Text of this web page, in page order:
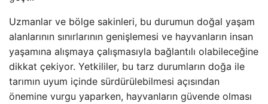
Uzmanlar ve bölge sakinleri, bu durumun doğal yaşam
alanlarının sınırlarının genişlemesi ve hayvanların insan
yaşamına alışmaya çalışmasıyla bağlantılı olabileceğine
dikkat çekiyor. Yetkililer, bu tarz durumların doğa ile
tarımın uyum içinde sürdürülebilmesi açısından
önemine vurgu yaparken, hayvanların güvende olması